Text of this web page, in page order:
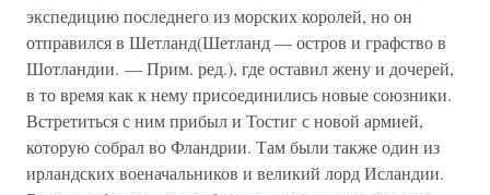
экспедицию последнего из морских королей, но он
отправился в Шетланд(Шетланд — остров и графство в
Шотландии. — Прим. ред.), где оставил жену и дочерей,
в то время как к нему присоединились новые союзники.
Встретиться с ним прибыл и Тостиг с новой армией,
которую собрал во Фландрии. Там были также один из
ирландских военачальников и великий лорд Исландии.